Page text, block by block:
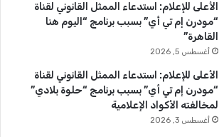
T
u
b
e
ق
ا
م
الأعلى للإعلام: استدعاء الممثل القانوني لقناة
“مودرن إم تي أي” بسبب برنامج “اليوم هنا
القاهرة”
أغسطس 5, 2026
الأعلى للإعلام: استدعاء الممثل القانوني لقناة
“مودرن إم تي أي” بسبب برنامج “حلوة بلادي”
لمخالفته الأكواد الإعلامية
أغسطس 3, 2026